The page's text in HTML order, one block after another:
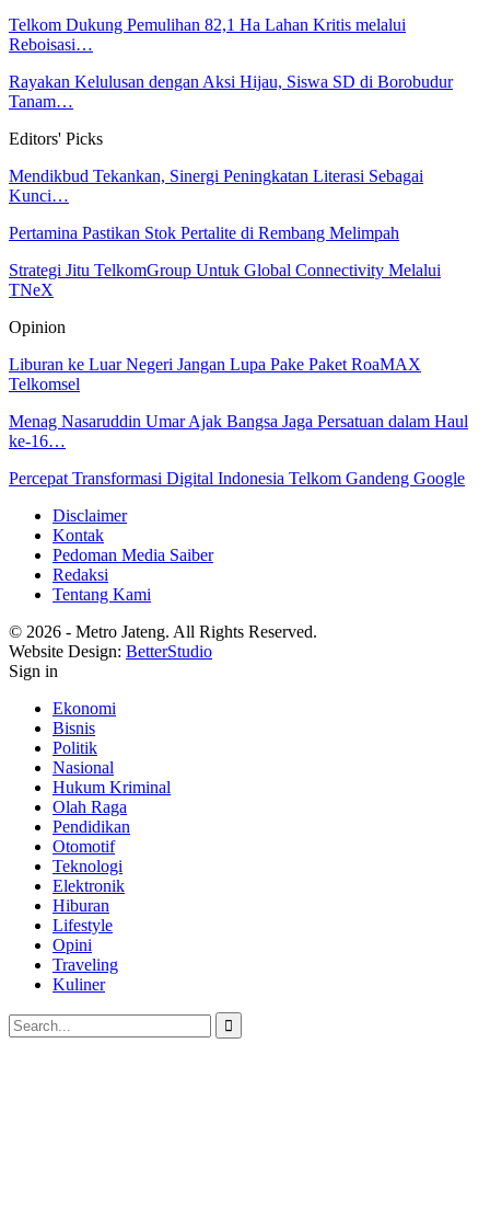
Telkom Dukung Pemulihan 82,1 Ha Lahan Kritis melalui
Reboisasi…
Rayakan Kelulusan dengan Aksi Hijau, Siswa SD di Borobudur
Tanam…
Editors' Picks
Mendikbud Tekankan, Sinergi Peningkatan Literasi Sebagai
Kunci…
Pertamina Pastikan Stok Pertalite di Rembang Melimpah
Strategi Jitu TelkomGroup Untuk Global Connectivity Melalui
TNeX
Opinion
Liburan ke Luar Negeri Jangan Lupa Pake Paket RoaMAX
Telkomsel
Menag Nasaruddin Umar Ajak Bangsa Jaga Persatuan dalam Haul
ke-16…
Percepat Transformasi Digital Indonesia Telkom Gandeng Google
Disclaimer
Kontak
Pedoman Media Saiber
Redaksi
Tentang Kami
© 2026 - Metro Jateng. All Rights Reserved.
Website Design: BetterStudio
Sign in
Ekonomi
Bisnis
Politik
Nasional
Hukum Kriminal
Olah Raga
Pendidikan
Otomotif
Teknologi
Elektronik
Hiburan
Lifestyle
Opini
Traveling
Kuliner